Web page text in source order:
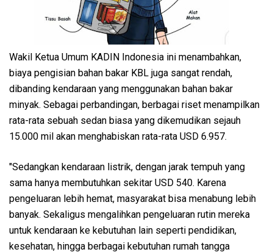
Wakil Ketua Umum KADIN Indonesia ini menambahkan,
biaya pengisian bahan bakar KBL juga sangat rendah,
dibanding kendaraan yang menggunakan bahan bakar
minyak. Sebagai perbandingan, berbagai riset menampilkan
rata-rata sebuah sedan biasa yang dikemudikan sejauh
15.000 mil akan menghabiskan rata-rata USD 6.957.
"Sedangkan kendaraan listrik, dengan jarak tempuh yang
sama hanya membutuhkan sekitar USD 540. Karena
pengeluaran lebih hemat, masyarakat bisa menabung lebih
banyak. Sekaligus mengalihkan pengeluaran rutin mereka
untuk kendaraan ke kebutuhan lain seperti pendidikan,
kesehatan, hingga berbagai kebutuhan rumah tangga